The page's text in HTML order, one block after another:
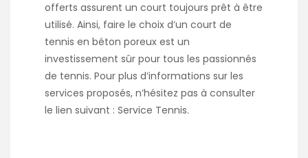
offerts assurent un court toujours prêt à être
utilisé. Ainsi, faire le choix d’un court de
tennis en béton poreux est un
investissement sûr pour tous les passionnés
de tennis. Pour plus d’informations sur les
services proposés, n’hésitez pas à consulter
le lien suivant : Service Tennis.